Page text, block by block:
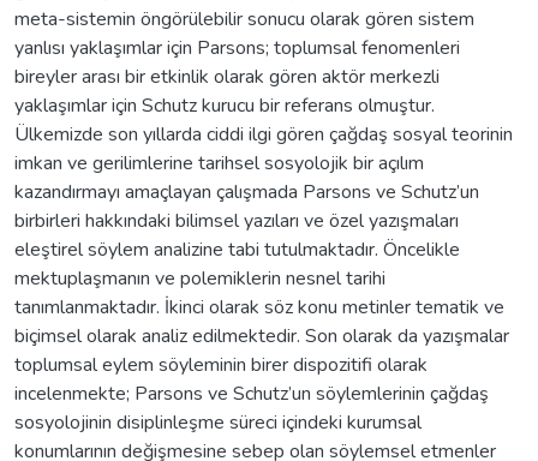
meta-sistemin öngörülebilir sonucu olarak gören sistem
yanlısı yaklaşımlar için Parsons; toplumsal fenomenleri
bireyler arası bir etkinlik olarak gören aktör merkezli
yaklaşımlar için Schutz kurucu bir referans olmuştur.
Ülkemizde son yıllarda ciddi ilgi gören çağdaş sosyal teorinin
imkan ve gerilimlerine tarihsel sosyolojik bir açılım
kazandırmayı amaçlayan çalışmada Parsons ve Schutz’un
birbirleri hakkındaki bilimsel yazıları ve özel yazışmaları
eleştirel söylem analizine tabi tutulmaktadır. Öncelikle
mektuplaşmanın ve polemiklerin nesnel tarihi
tanımlanmaktadır. İkinci olarak söz konu metinler tematik ve
biçimsel olarak analiz edilmektedir. Son olarak da yazışmalar
toplumsal eylem söyleminin birer dispozitifi olarak
incelenmekte; Parsons ve Schutz’un söylemlerinin çağdaş
sosyolojinin disiplinleşme süreci içindeki kurumsal
konumlarının değişmesine sebep olan söylemsel etmenler